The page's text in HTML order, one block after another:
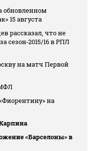
обновленном
15 августа
рассказал, что не
сезон‑2015/16 в РПЛ
на матч Первой
на
«Барселоны» в